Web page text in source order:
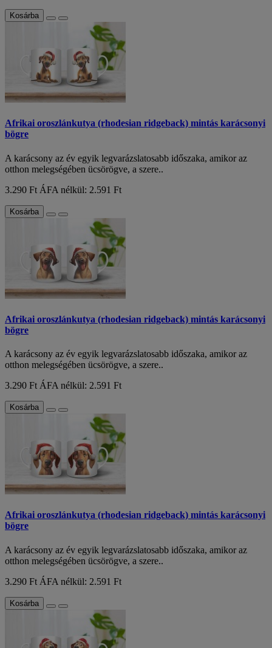
Kosárba
Afrikai oroszlánkutya (rhodesian ridgeback) mintás karácsonyi
bögre
A karácsony az év egyik legvarázslatosabb időszaka, amikor az
otthon melegségében ücsörögve, a szere..
3.290 Ft ÁFA nélkül: 2.591 Ft
Kosárba
Afrikai oroszlánkutya (rhodesian ridgeback) mintás karácsonyi
bögre
A karácsony az év egyik legvarázslatosabb időszaka, amikor az
otthon melegségében ücsörögve, a szere..
3.290 Ft ÁFA nélkül: 2.591 Ft
Kosárba
Afrikai oroszlánkutya (rhodesian ridgeback) mintás karácsonyi
bögre
A karácsony az év egyik legvarázslatosabb időszaka, amikor az
otthon melegségében ücsörögve, a szere..
3.290 Ft ÁFA nélkül: 2.591 Ft
Kosárba